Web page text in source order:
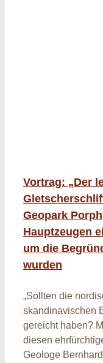
Vortrag: „Der
Geopark
Hauptzeugen
um die
wurden
„Sollten die
skandinavischen
gereicht haben?
diesen
Geologe